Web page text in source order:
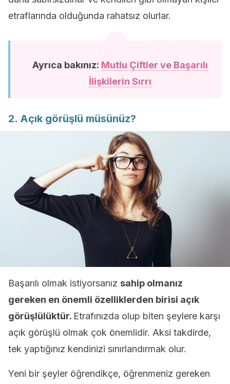
etraflarında olduğunda rahatsız olurlar.
Ayrıca bakınız: Mutlu Çiftler ve Başarılı
İlişkilerin Sırrı
2. Açık görüşlü müsünüz?
Başarılı olmak istiyorsanız sahip olmanız
gereken en önemli özelliklerden birisi açık
görüşlülüktür. Etrafınızda olup biten şeylere karşı
açık görüşlü olmak çok önemlidir. Aksi takdirde,
tek yaptığınız kendinizi sınırlandırmak olur.
Yeni bir şeyler öğrendikçe, öğrenmeniz gereken